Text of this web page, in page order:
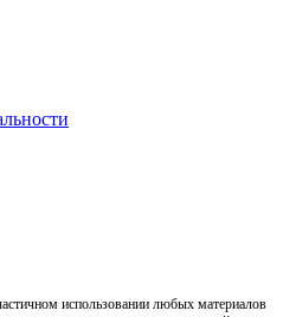
использовании любых материалов